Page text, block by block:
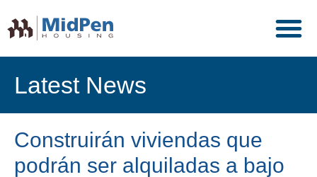
Latest News
Construirán viviendas que
podrán ser alquiladas a bajo